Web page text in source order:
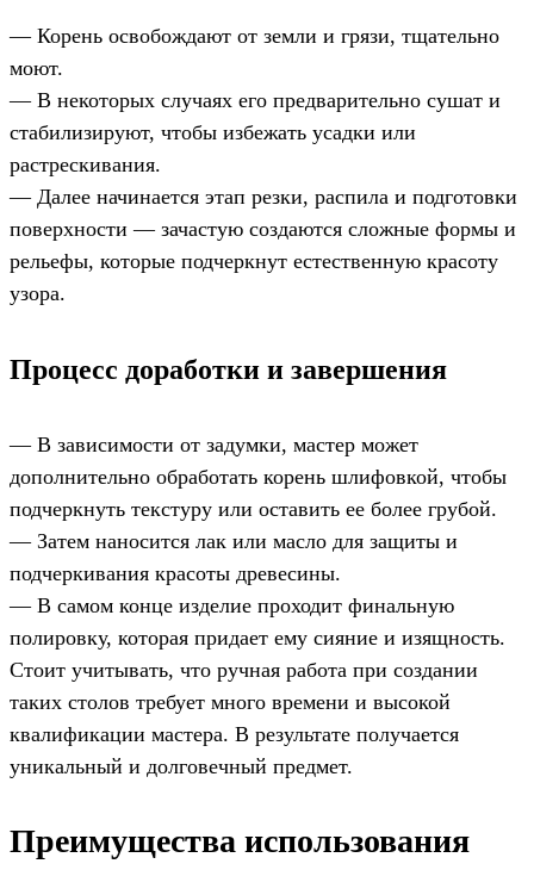
— Корень освобождают от земли и грязи, тщательно
моют.
— В некоторых случаях его предварительно сушат и
стабилизируют, чтобы избежать усадки или
растрескивания.
— Далее начинается этап резки, распила и подготовки
поверхности — зачастую создаются сложные формы и
рельефы, которые подчеркнут естественную красоту
узора.
Процесс доработки и завершения
— В зависимости от задумки, мастер может
дополнительно обработать корень шлифовкой, чтобы
подчеркнуть текстуру или оставить ее более грубой.
— Затем наносится лак или масло для защиты и
подчеркивания красоты древесины.
— В самом конце изделие проходит финальную
полировку, которая придает ему сияние и изящность.
Стоит учитывать, что ручная работа при создании
таких столов требует много времени и высокой
квалификации мастера. В результате получается
уникальный и долговечный предмет.
Преимущества использования